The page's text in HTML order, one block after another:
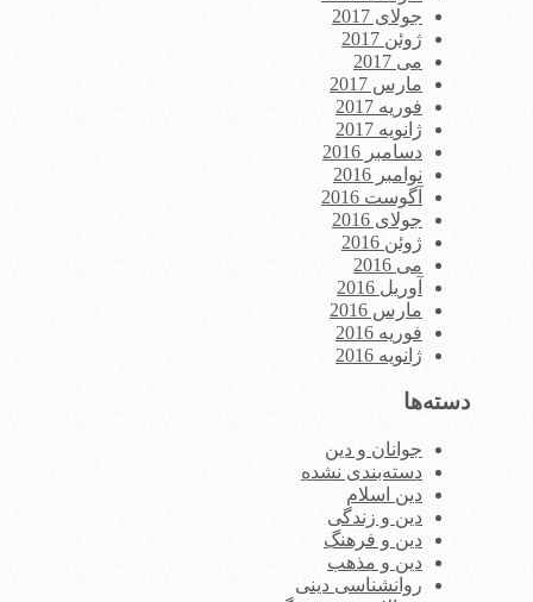
جولای 2017
ژوئن 2017
می 2017
مارس 2017
فوریه 2017
ژانویه 2017
دسامبر 2016
نوامبر 2016
آگوست 2016
جولای 2016
ژوئن 2016
می 2016
آوریل 2016
مارس 2016
فوریه 2016
ژانویه 2016
دسته‌ها
جوانان و دین
دسته‌بندی نشده
دین اسلام
دین و زندگی
دین و فرهنگ
دین و مذهب
روانشناسی دینی